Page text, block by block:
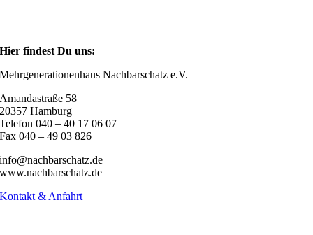
Hier findest Du uns:
Mehrgenerationenhaus Nachbarschatz e.V.
Amandastraße 58
20357 Hamburg
Telefon 040 – 40 17 06 07
Fax 040 – 49 03 826
info@nachbarschatz.de
www.nachbarschatz.de
Kontakt & Anfahrt